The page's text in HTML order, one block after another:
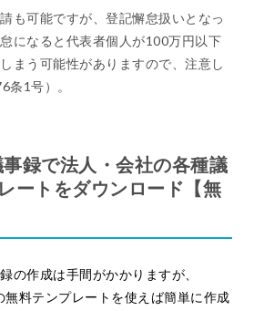
も可能ですが、登記懈怠扱いとなっ
になると代表者個人が100万円以下
まう可能性がありますので、注意し
条1号）。
録で法人・会社の各種議
ートをダウンロード【無
の作成は手間がかかりますが、
無料テンプレートを使えば簡単に作成